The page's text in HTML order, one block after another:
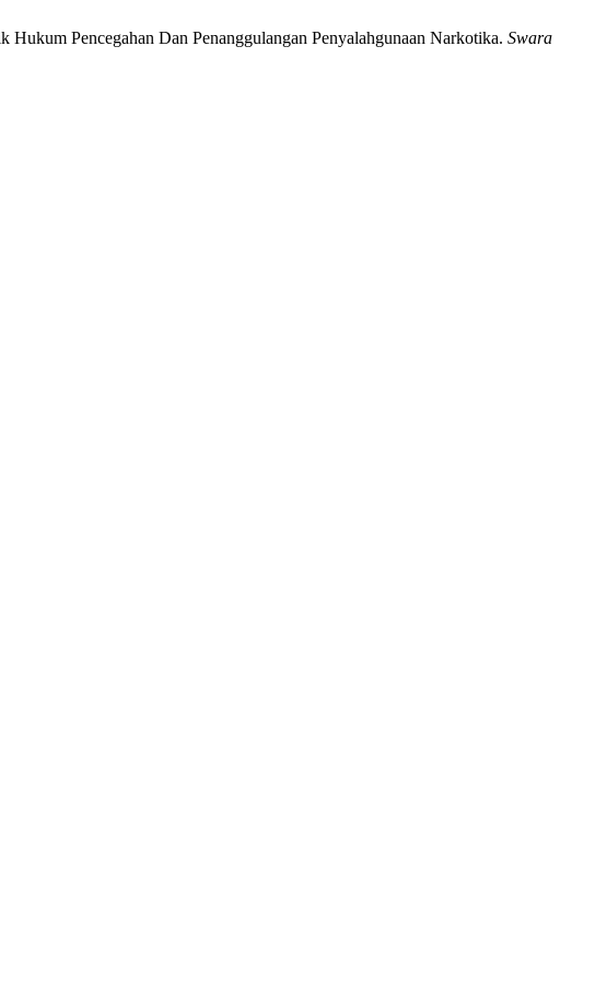
Pencegahan Dan Penanggulangan Penyalahgunaan Narkotika. Swara